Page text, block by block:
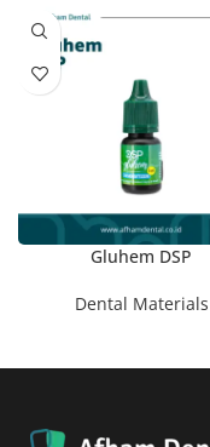
Gluhem DSP
Dental Materials